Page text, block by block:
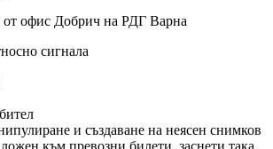
от офис Добрич на РДГ Варна
сигнала
и създаване на неясен снимков